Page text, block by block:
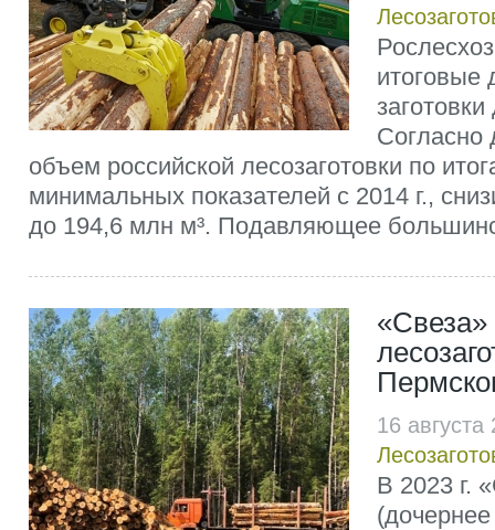
итоговые
Согласно
объем российской лесозаготовки по
минимальных показателей с 2014 г.,
до 194,6 млн м³. Подавляющее
«Свеза»
16
В 2023 г.